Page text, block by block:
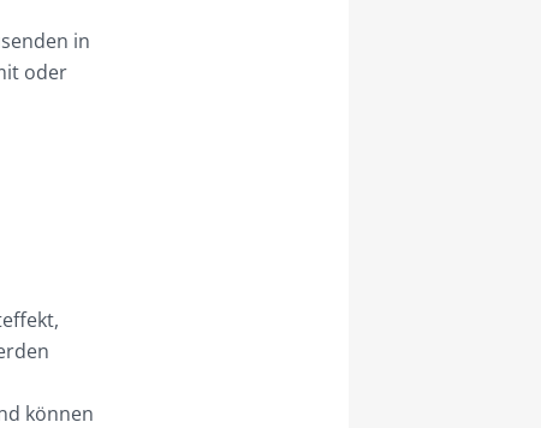
in
oder
können